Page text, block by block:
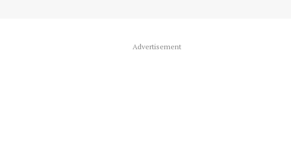
Advertisement